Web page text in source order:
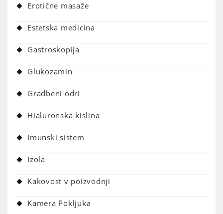
Erotične masaže
Estetska medicina
Gastroskopija
Glukozamin
Gradbeni odri
Hialuronska kislina
Imunski sistem
Izola
Kakovost v poizvodnji
Kamera Pokljuka